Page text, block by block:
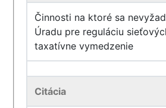
Činnosti na ktoré sa
Úradu pre reguláciu
taxatívne vymedzenie
Citácia